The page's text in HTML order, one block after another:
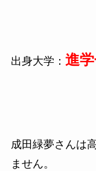
出身大学： 進
成田緑夢さんは
ません。